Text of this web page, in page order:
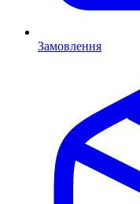
Замовлення